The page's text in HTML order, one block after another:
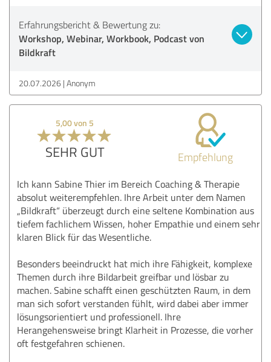
Erfahrungsbericht & Bewertung zu:
Workshop, Webinar, Workbook, Podcast von
Bildkraft
20.07.2026 Anonym
5,00 von 5
SEHR GUT Empfehlung
Ich kann Sabine Thier im Bereich Coaching & Therapie
absolut weiterempfehlen. Ihre Arbeit unter dem Namen
„Bildkraft“ überzeugt durch eine seltene Kombination aus
tiefem fachlichem Wissen, hoher Empathie und einem sehr
klaren Blick für das Wesentliche.
Besonders beeindruckt hat mich ihre Fähigkeit, komplexe
Themen durch ihre Bildarbeit greifbar und lösbar zu
machen. Sabine schafft einen geschützten Raum, in dem
man sich sofort verstanden fühlt, wird dabei aber immer
lösungsorientiert und professionell. Ihre
Herangehensweise bringt Klarheit in Prozesse, die vorher
oft festgefahren schienen.